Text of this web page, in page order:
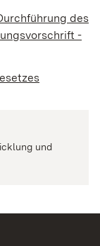
des
-
geöffnet)
und